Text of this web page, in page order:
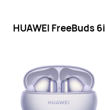
HUAWEI FreeBuds6i